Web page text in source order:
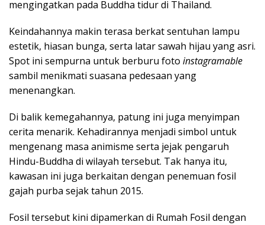
mengingatkan pada Buddha tidur di Thailand.
Keindahannya makin terasa berkat sentuhan lampu
estetik, hiasan bunga, serta latar sawah hijau yang asri.
Spot ini sempurna untuk berburu foto instagramable
sambil menikmati suasana pedesaan yang
menenangkan.
Di balik kemegahannya, patung ini juga menyimpan
cerita menarik. Kehadirannya menjadi simbol untuk
mengenang masa animisme serta jejak pengaruh
Hindu-Buddha di wilayah tersebut. Tak hanya itu,
kawasan ini juga berkaitan dengan penemuan fosil
gajah purba sejak tahun 2015.
Fosil tersebut kini dipamerkan di Rumah Fosil dengan